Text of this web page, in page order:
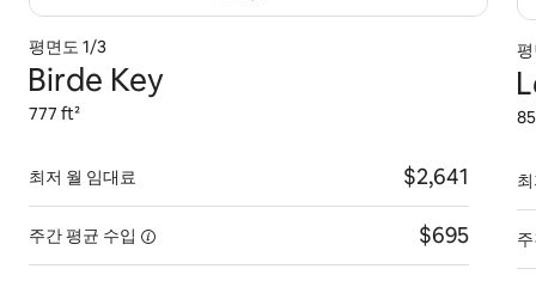
평면도 1/3
Birde Key
777 ft²
최저 월 임대료 $2,641
주간 평균 수입 $695